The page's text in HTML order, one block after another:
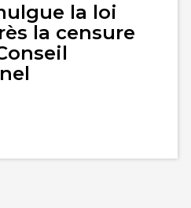
la loi
la censure